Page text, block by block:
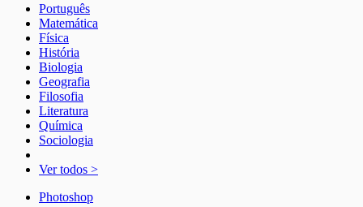
Português
Matemática
Física
História
Biologia
Geografia
Filosofia
Literatura
Química
Sociologia
Ver todos >
Photoshop